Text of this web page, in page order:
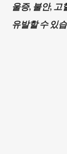
울증, 불안, 고
유발할 수 있